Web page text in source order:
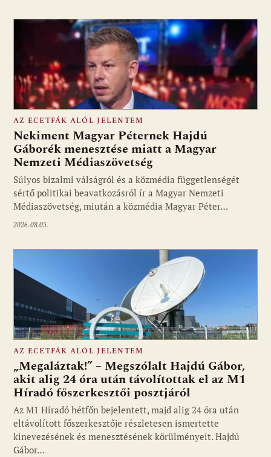
Fotó: media1.hu
AZ ECETFÁK ALÓL JELENTEM
Nekiment Magyar Péternek Hajdú
Gáborék menesztése miatt a Magyar
Nemzeti Médiaszövetség
Súlyos bizalmi válságról és a közmédia függetlenségét
sértő politikai beavatkozásról ír a Magyar Nemzeti
Médiaszövetség, miután a közmédia Magyar Péter…
2026.08.05.
Fotó: media1.hu
AZ ECETFÁK ALÓL JELENTEM
„Megaláztak!” – Megszólalt Hajdú Gábor,
akit alig 24 óra után távolítottak el az M1
Híradó főszerkesztői posztjáról
Az M1 Híradó hétfőn bejelentett, majd alig 24 óra után
eltávolított főszerkesztője részletesen ismertette
kinevezésének és menesztésének körülményeit. Hajdú
Gábor…